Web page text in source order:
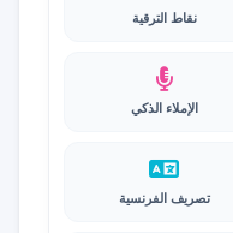
نقاط الترقية
الإملاء الذكي
تصريف الفرنسية